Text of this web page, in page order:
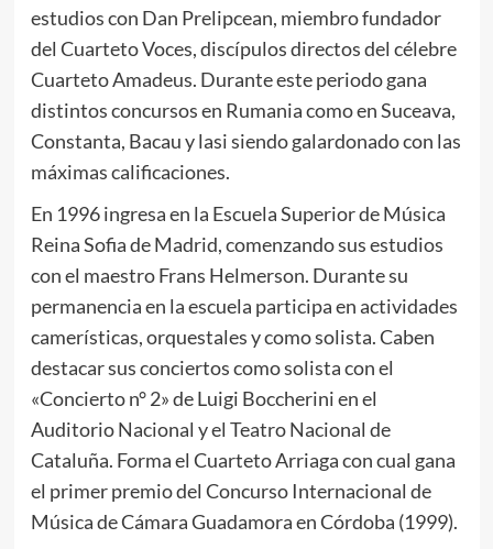
estudios con Dan Prelipcean, miembro fundador
del Cuarteto Voces, discípulos directos del célebre
Cuarteto Amadeus. Durante este periodo gana
distintos concursos en Rumania como en Suceava,
Constanta, Bacau y lasi siendo galardonado con las
máximas calificaciones.
En 1996 ingresa en la Escuela Superior de Música
Reina Sofia de Madrid, comenzando sus estudios
con el maestro Frans Helmerson. Durante su
permanencia en la escuela participa en actividades
camerísticas, orquestales y como solista. Caben
destacar sus conciertos como solista con el
«Concierto n° 2» de Luigi Boccherini en el
Auditorio Nacional y el Teatro Nacional de
Cataluña. Forma el Cuarteto Arriaga con cual gana
el primer premio del Concurso Internacional de
Música de Cámara Guadamora en Córdoba (1999).